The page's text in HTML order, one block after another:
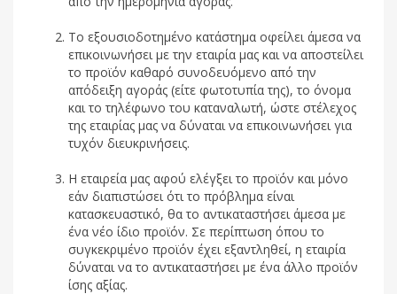
Το εξουσιοδοτημένο κατάστημα οφείλει άμεσα να
επικοινωνήσει με την εταιρία μας και να αποστείλει
το προϊόν καθαρό συνοδευόμενο από την
απόδειξη αγοράς (είτε φωτοτυπία της), το όνομα
και το τηλέφωνο του καταναλωτή, ώστε στέλεχος
της εταιρίας μας να δύναται να επικοινωνήσει για
τυχόν διευκρινήσεις.
Η εταιρεία μας αφού ελέγξει το προϊόν και μόνο
εάν διαπιστώσει ότι το πρόβλημα είναι
κατασκευαστικό, θα το αντικαταστήσει άμεσα με
ένα νέο ίδιο προϊόν. Σε περίπτωση όπου το
συγκεκριμένο προϊόν έχει εξαντληθεί, η εταιρία
δύναται να το αντικαταστήσει με ένα άλλο προϊόν
ίσης αξίας.